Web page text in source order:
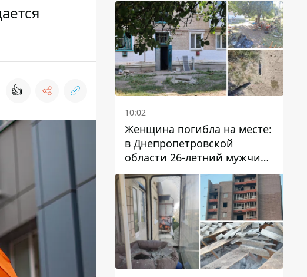
👍
10:02
Женщина погибла на месте:
в Днепропетровской
области 26-летний мужчина
избил трех человек
металлическим предметом